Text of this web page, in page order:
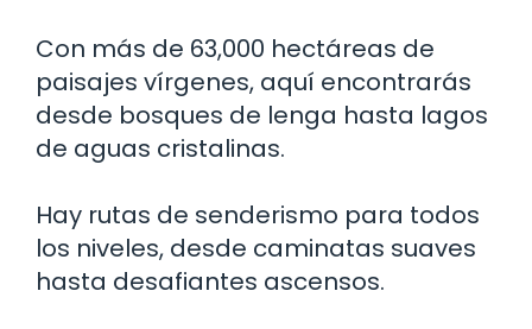
Con más de 63,000 hectáreas de
paisajes vírgenes, aquí encontrarás
desde bosques de lenga hasta lagos
de aguas cristalinas.
Hay rutas de senderismo para todos
los niveles, desde caminatas suaves
hasta desafiantes ascensos.